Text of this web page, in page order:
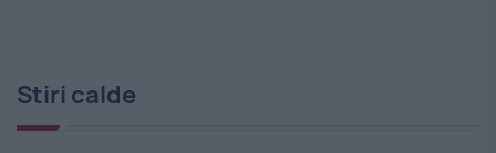
Stiri calde